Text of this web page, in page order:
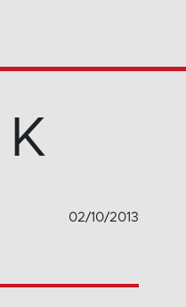
02/10/2013